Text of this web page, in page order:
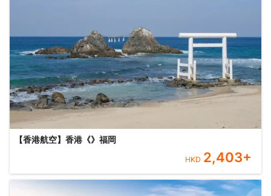
【香港航空】香港《》福岡
HKD 2,403+